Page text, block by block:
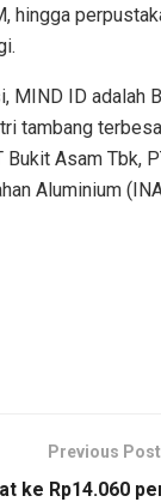
hingga
MIND ID adalah
tambang
Bukit Asam Tbk,
Aluminium
Previous Post
ke Rp14.060